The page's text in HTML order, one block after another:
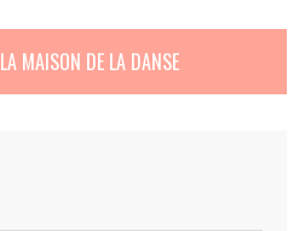
LA MAISON DE LA DANSE